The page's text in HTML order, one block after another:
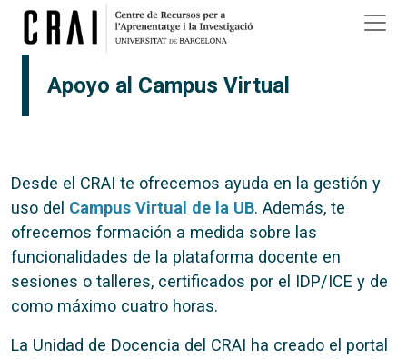
Pasar al contenido principal
Apoyo al Campus Virtual
Desde el CRAI te ofrecemos ayuda en la gestión y
uso del Campus Virtual de la UB. Además, te
ofrecemos formación a medida sobre las
funcionalidades de la plataforma docente en
sesiones o talleres, certificados por el IDP/ICE y de
como máximo cuatro horas.
La Unidad de Docencia del CRAI ha creado el portal